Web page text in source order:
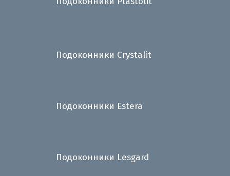
Подоконники Crystalit
Подоконники Estera
Подоконники Lesgard